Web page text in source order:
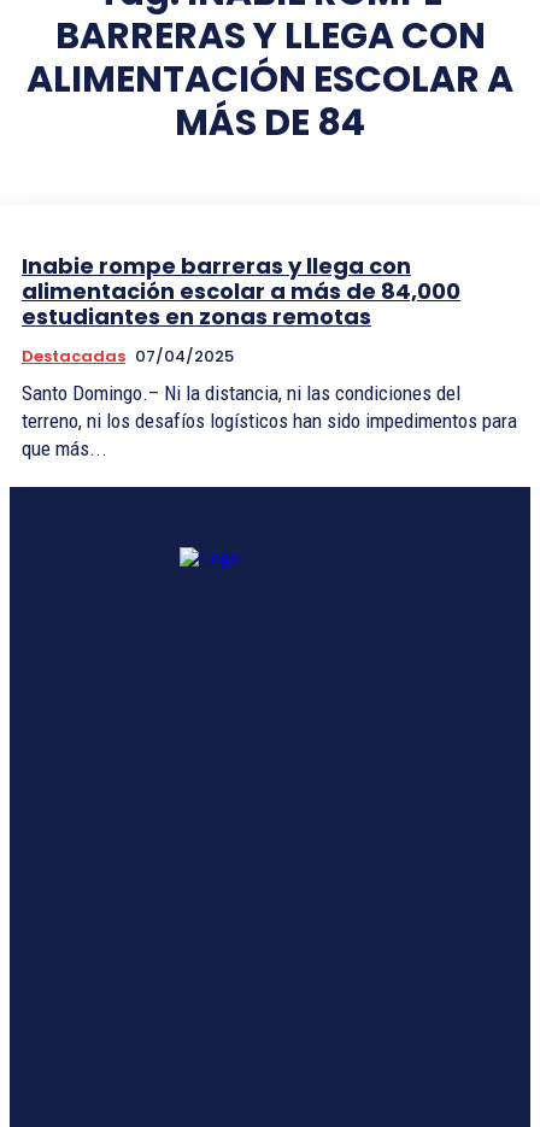
BARRERAS Y LLEGA CON
ALIMENTACIÓN ESCOLAR A
MÁS DE 84
Inabie rompe barreras y llega con
alimentación escolar a más de 84,000
estudiantes en zonas remotas
Destacadas 07/04/2025
Santo Domingo.– Ni la distancia, ni las condiciones del
terreno, ni los desafíos logísticos han sido impedimentos para
que más...